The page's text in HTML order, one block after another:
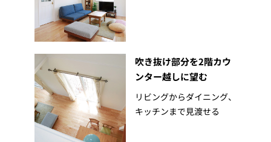
吹き抜け部分を2階カウ
ンター越しに望む
リビングからダイニング、
キッチンまで見渡せる